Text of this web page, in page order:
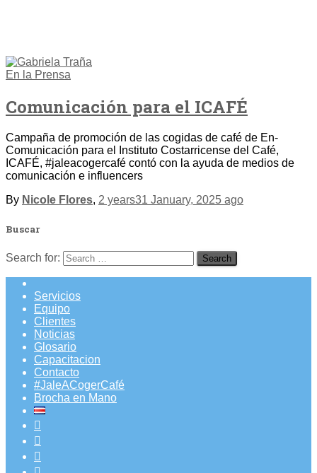
En la Prensa
Comunicación para el ICAFÉ
Campaña de promoción de las cogidas de café de En-
Comunicación para el Instituto Costarricense del Café,
ICAFÉ, #jaleacogercafé contó con la ayuda de medios de
comunicación e influencers
By Nicole Flores, 2 years31 January, 2025 ago
Buscar
Search for:
Servicios
Equipo
Clientes
Noticias
Glosario
Capacitacion
Contacto
#JaleACogerCafé
Brocha en Mano